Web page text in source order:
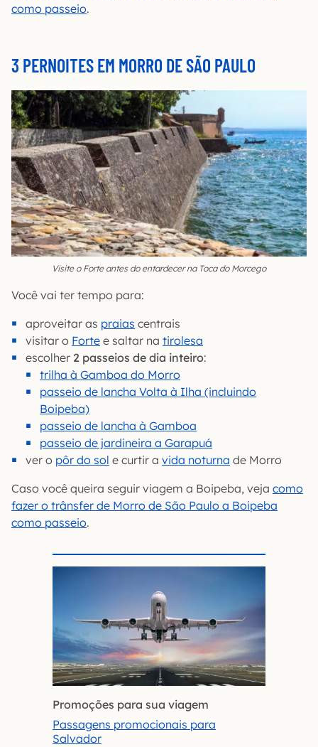
como passeio.
3 PERNOITES EM MORRO DE SÃO PAULO
Visite o Forte antes do entardecer na Toca do Morcego
Você vai ter tempo para:
aproveitar as praias centrais
visitar o Forte e saltar na tirolesa
escolher 2 passeios de dia inteiro:
trilha à Gamboa do Morro
passeio de lancha Volta à Ilha (incluindo
Boipeba)
passeio de lancha à Gamboa
passeio de jardineira a Garapuá
ver o pôr do sol e curtir a vida noturna de Morro
Caso você queira seguir viagem a Boipeba, veja como
fazer o trânsfer de Morro de São Paulo a Boipeba
como passeio.
Promoções para sua viagem
Passagens promocionais para
Salvador